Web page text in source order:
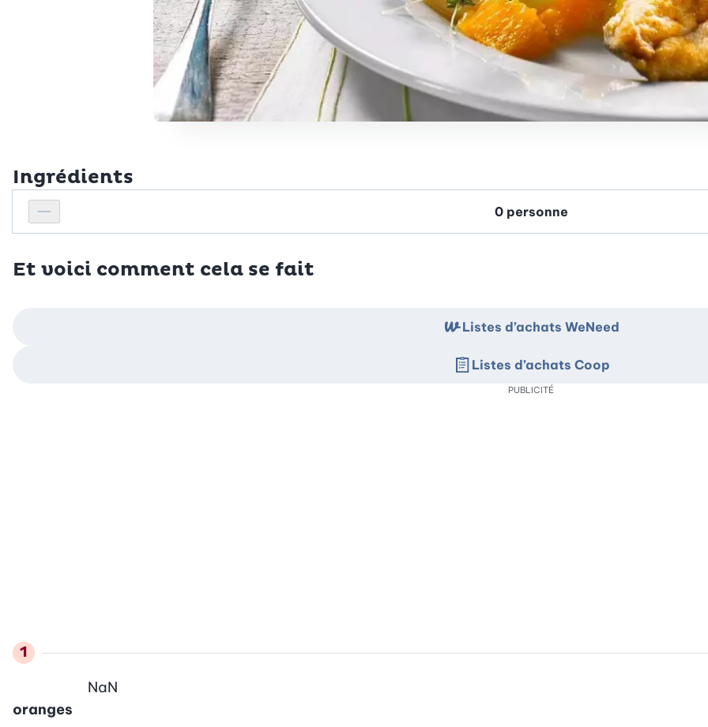
Ingrédients
Réduire le nombre de personnes
Personnes
Et voici comment cela se fait
oranges
NaN
Listes d’achats WeNeed
Listes d’achats Coop
PUBLICITÉ